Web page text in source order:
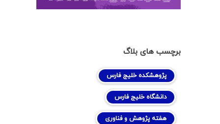
برچسب های بلاگ
پژوهشکده خلیج فارس
دانشگاه خلیج فارس
هفته پژوهش و فناوری